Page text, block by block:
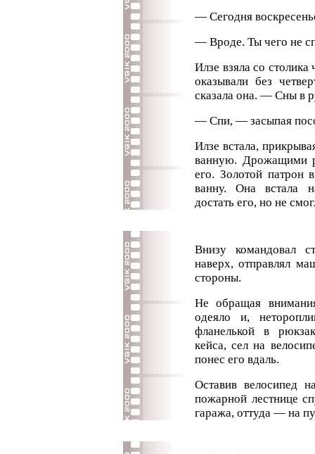
— Сегодня
— Вроде. Ты чего не
Илзе взяла со
оказывали без
сказала она. — Сны в
— Спи, — засыпая
Илзе встала,
ванную. Дрожащими
его. Золотой патрон
ванну. Она встала
достать его, но не
Внизу командовал
наверх, отправлял
стороны.
Не обращая
одеяло и,
фланелькой в
кейса, сел на
понес его вдаль.
Оставив велосипед
пожарной лестнице
гаража, оттуда — на